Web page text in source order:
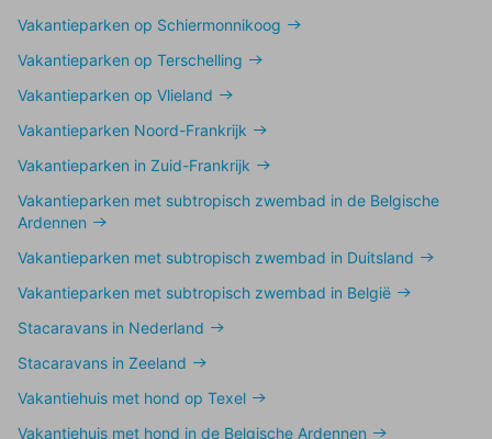
Vakantieparken op Schiermonnikoog
Vakantieparken op Terschelling
Vakantieparken op Vlieland
Vakantieparken Noord-Frankrijk
Vakantieparken in Zuid-Frankrijk
Vakantieparken met subtropisch zwembad in de Belgische
Ardennen
Vakantieparken met subtropisch zwembad in Duitsland
Vakantieparken met subtropisch zwembad in België
Stacaravans in Nederland
Stacaravans in Zeeland
Vakantiehuis met hond op Texel
Vakantiehuis met hond in de Belgische Ardennen